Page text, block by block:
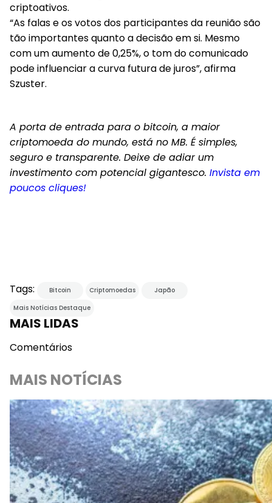
criptoativos.
“As falas e os votos dos participantes da reunião são
tão importantes quanto a decisão em si. Mesmo
com um aumento de 0,25%, o tom do comunicado
pode influenciar a curva futura de juros”, afirma
Szuster.
A porta de entrada para o bitcoin, a maior
criptomoeda do mundo, está no MB. É simples,
seguro e transparente. Deixe de adiar um
investimento com potencial gigantesco. Invista em
poucos cliques!
Tags: Bitcoin Criptomoedas
Japão
Mais Notícias Destaque
MAIS LIDAS
Comentários
MAIS NOTÍCIAS